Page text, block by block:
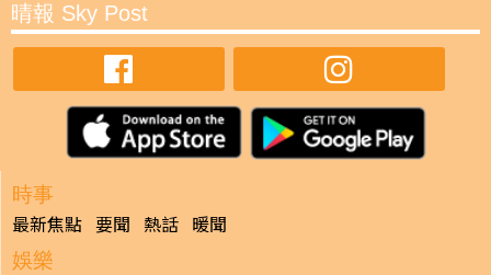
晴報 Sky Post
時事
最新焦點 要聞 熱話 暖聞
娛樂